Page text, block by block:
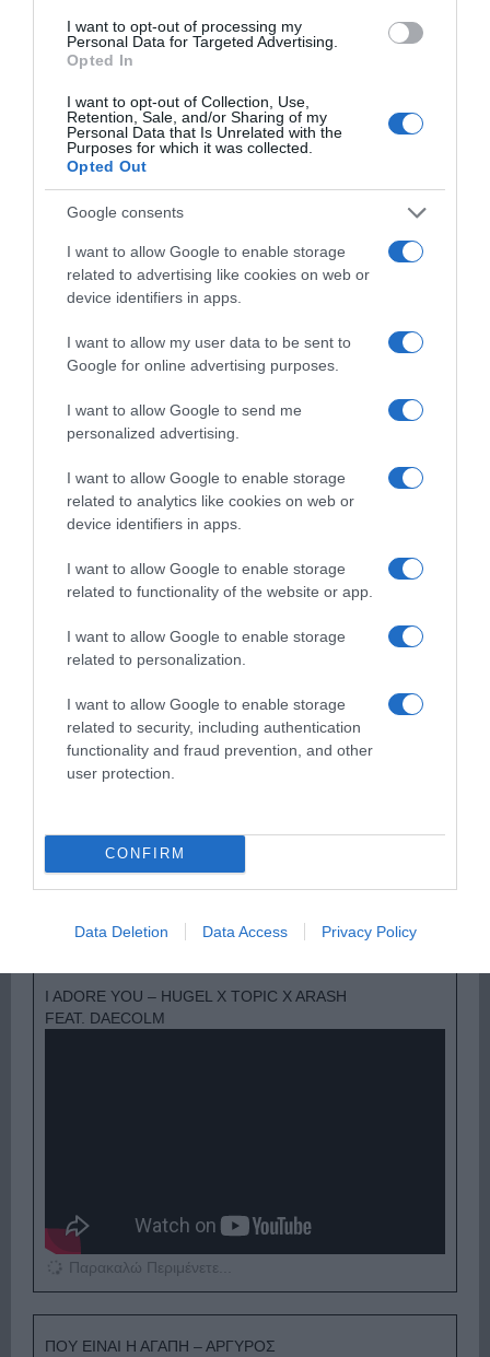
I want to opt-out of processing my
Personal Data for Targeted Advertising.
Opted In
I want to opt-out of Collection, Use,
Retention, Sale, and/or Sharing of my
Personal Data that Is Unrelated with the
Purposes for which it was collected.
Opted Out
Google consents
I want to allow Google to enable storage
related to advertising like cookies on web or
device identifiers in apps.
I want to allow my user data to be sent to
Google for online advertising purposes.
I want to allow Google to send me
personalized advertising.
I want to allow Google to enable storage
related to analytics like cookies on web or
device identifiers in apps.
I want to allow Google to enable storage
related to functionality of the website or app.
I want to allow Google to enable storage
related to personalization.
I want to allow Google to enable storage
related to security, including authentication
functionality and fraud prevention, and other
user protection.
CONFIRM
Data Deletion Data Access Privacy Policy
Παρακαλώ Περιμένετε...
ΕΞΑΙΡΕΣΗ – ΒΙΣΣΗ ΑΝΝΑ
Παρακαλώ Περιμένετε...
ΟΠΟΥ ΚΙ ΑΝ ΠΑΣ – ΟΙΚΟΝΟΜΟΠΟΥΛΟΣ
ΝΙΚΟΣ
I ADORE YOU – HUGEL X TOPIC X ARASH
FEAT. DAECOLM
Παρακαλώ Περιμένετε...
ΠΟΥ ΕΙΝΑΙ Η ΑΓΑΠΗ – ΑΡΓΥΡΟΣ